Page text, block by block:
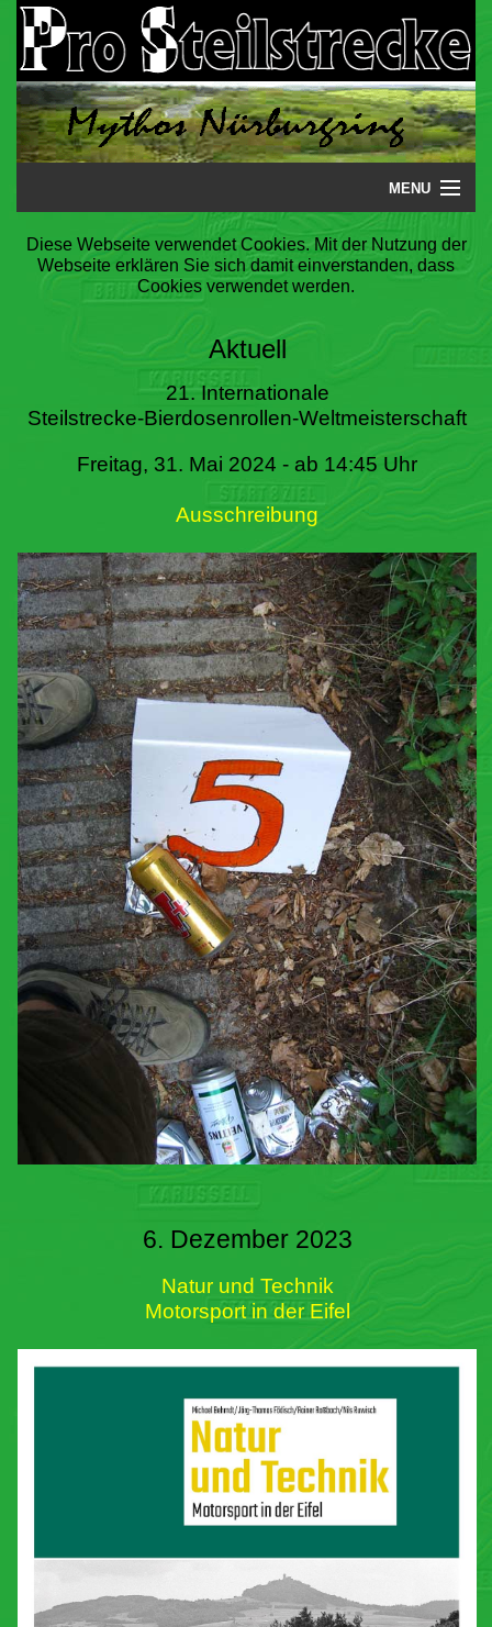
MENU
Startseite
Steilstrecke
Literatur
Termine
Diese Webseite verwendet Cookies. Mit der Nutzung der
Webseite erklären Sie sich damit einverstanden, dass
Cookies verwendet werden.
Aktuell
21. Internationale
Steilstrecke-Bierdosenrollen-Weltmeisterschaft
Freitag, 31. Mai 2024 - ab 14:45 Uhr
Ausschreibung
6. Dezember 2023
Natur und Technik
Motorsport in der Eifel